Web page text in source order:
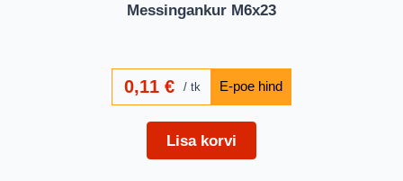
Messingankur M6x23
0,11€ tk
Lisa korvi